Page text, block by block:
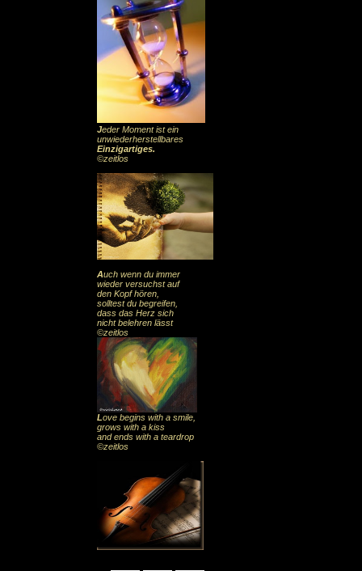
Jeder Moment ist ein
unwiederherstellbares
Einzigartiges.
©zeitlos
Auch wenn du immer
wieder versuchst auf
den Kopf hören,
solltest du begreifen,
dass das Herz sich
nicht belehren lässt
©zeitlos
Love begins with a smile,
grows with a kiss
and ends with a teardrop
©zeitlos